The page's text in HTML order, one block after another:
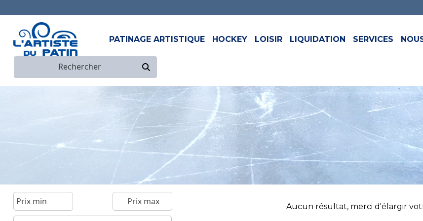
PATINAGE ARTISTIQUE HOCKEY LOISIR LIQUIDATION SERVICES
Aucun résultat, merci d'élargir